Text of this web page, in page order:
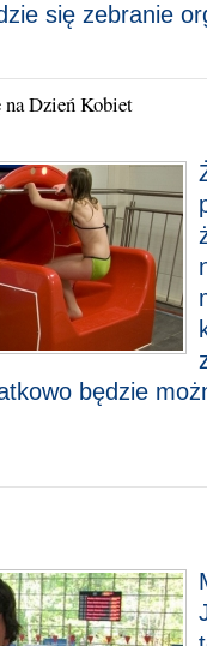
się zebranie
na Dzień Kobiet
będzie